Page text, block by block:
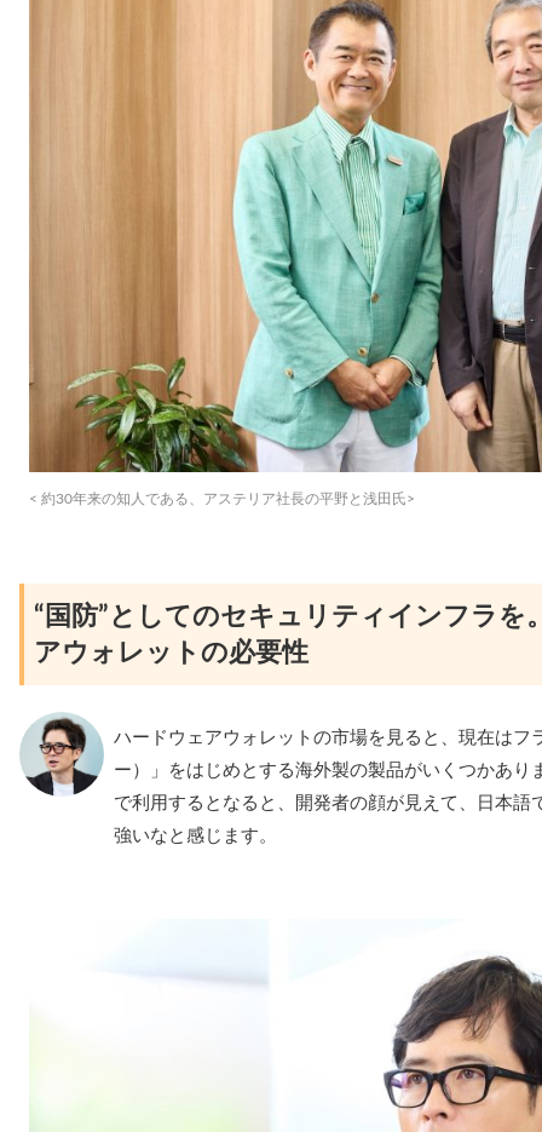
< 約30年来の知人である、アステリア社長の平野と浅田氏>
“国防”としてのセキュリティインフラを
アウォレットの必要性
ハードウェアウォレットの市場を見ると、現在はフ
ー）」をはじめとする海外製の製品がいくつかあり
で利用するとなると、開発者の顔が見えて、日本語
強いなと感じます。